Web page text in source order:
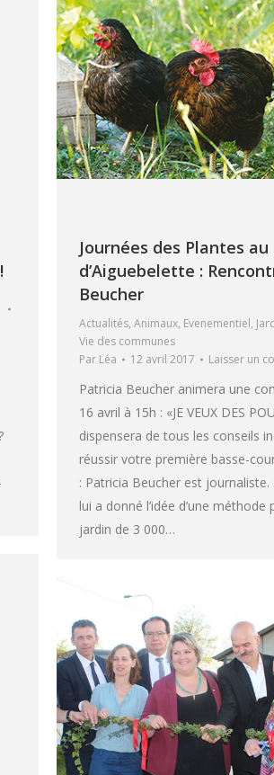
Journées des Plantes au
d’Aiguebelette :
Beucher
Actualités, Animaux, Evenementiel,
Vie des communes
Par Léa 12 avril 2017 Laisser un
Patricia Beucher animera une
16 avril à 15h : «JE VEUX DES
dispensera de tous les conseils
réussir votre première basse-
: Patricia Beucher est
lui a donné l’idée d’une
jardin de 3 000…